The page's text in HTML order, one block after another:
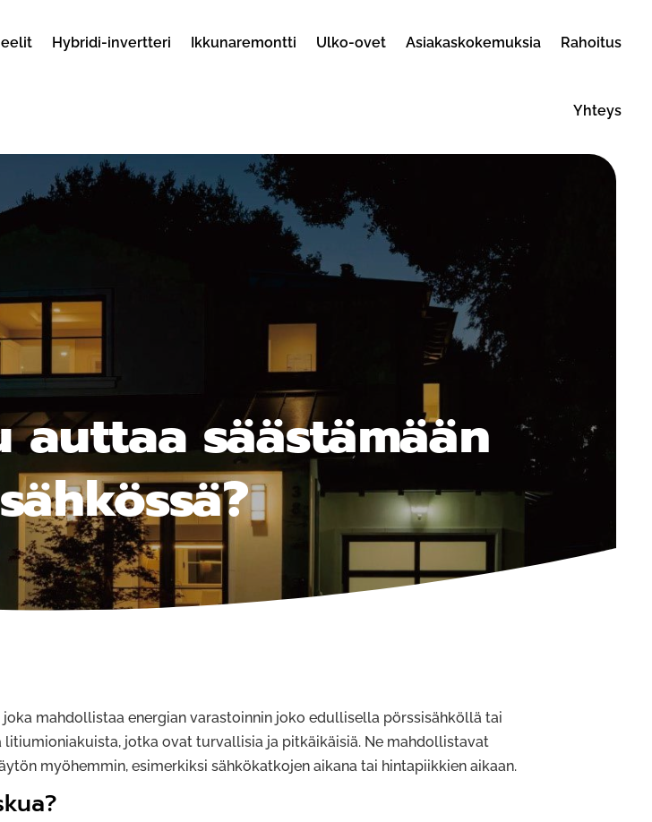
Hybridi-invertteri Ikkunaremontti Ulko-ovet Asiakaskokemuksia Rahoitus
Yhteys
säästämään
mahdollistaa energian varastoinnin joko edullisella pörssisähköllä tai
jotka ovat turvallisia ja pitkäikäisiä. Ne mahdollistavat
myöhemmin, esimerkiksi sähkökatkojen aikana tai hintapiikkien aikaan.